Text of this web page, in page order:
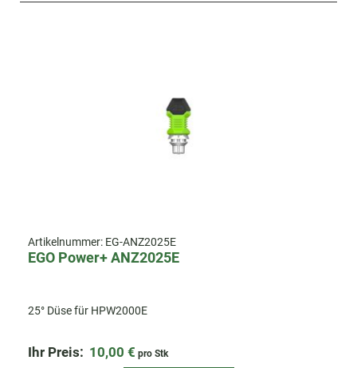
Artikelnummer: EG-ANZ2025E
EGO Power+ ANZ2025E
25° Düse für HPW2000E
Ihr Preis: 10,00 € pro Stk